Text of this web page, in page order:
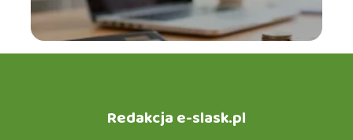
Redakcja e-slask.pl